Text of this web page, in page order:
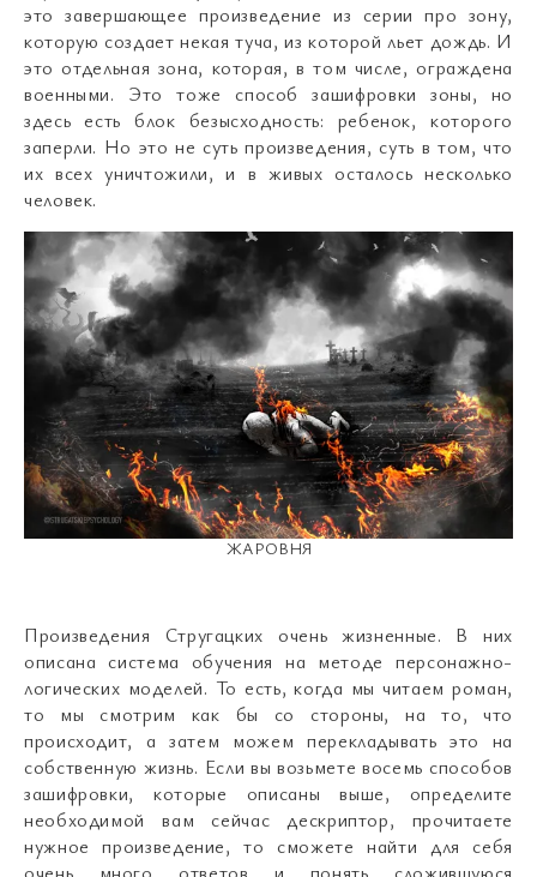
это завершающее произведение из серии про зону,
которую создает некая туча, из которой льет дождь. И
это отдельная зона, которая, в том числе, ограждена
военными. Это тоже способ зашифровки зоны, но
здесь есть блок безысходность: ребенок, которого
заперли. Но это не суть произведения, суть в том, что
их всех уничтожили, и в живых осталось несколько
человек.
ЖАРОВНЯ
Произведения Стругацких очень жизненные. В них
описана система обучения на методе персонажно-
логических моделей. То есть, когда мы читаем роман,
то мы смотрим как бы со стороны, на то, что
происходит, а затем можем перекладывать это на
собственную жизнь. Если вы возьмете восемь способов
зашифровки, которые описаны выше, определите
необходимой вам сейчас дескриптор, прочитаете
нужное произведение, то сможете найти для себя